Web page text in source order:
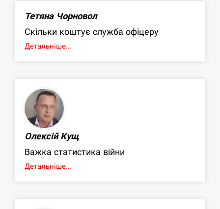
Тетяна Чорновол
Скільки коштує служба офіцеру
Детальніше...
Олексій Кущ
Важка статистика війни
Детальніше...